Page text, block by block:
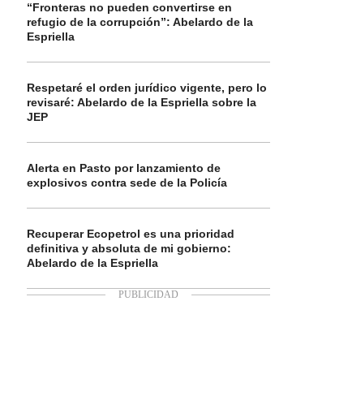
“Fronteras no pueden convertirse en
refugio de la corrupción”: Abelardo de la
Espriella
Respetaré el orden jurídico vigente, pero lo
revisaré: Abelardo de la Espriella sobre la
JEP
Alerta en Pasto por lanzamiento de
explosivos contra sede de la Policía
Recuperar Ecopetrol es una prioridad
definitiva y absoluta de mi gobierno:
Abelardo de la Espriella